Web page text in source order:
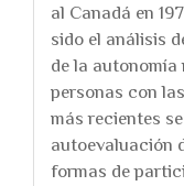
al Canadá en
sido el análisis
de la autonomía
personas con
más recientes
autoevaluación
formas de